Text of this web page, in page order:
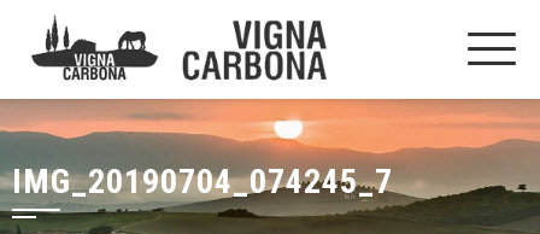
IMG_20190704_074245_7